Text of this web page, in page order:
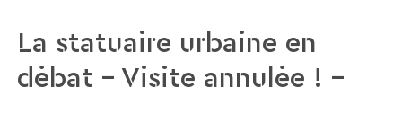
La statuaire urbaine en
débat – Visite annulée ! –